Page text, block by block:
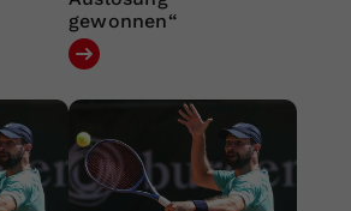
gewonnen“